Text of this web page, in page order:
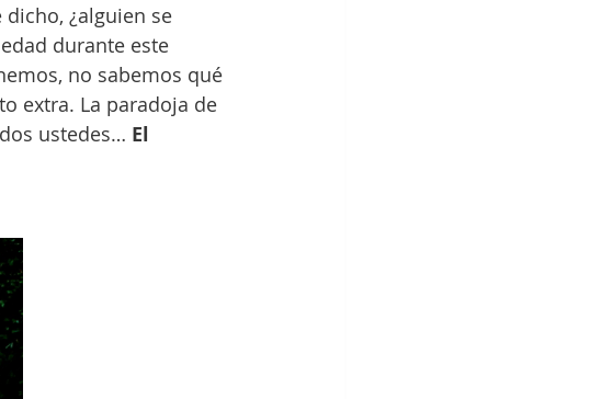
¿alguien se
durante este
no sabemos qué
extra. La paradoja de
ustedes… El